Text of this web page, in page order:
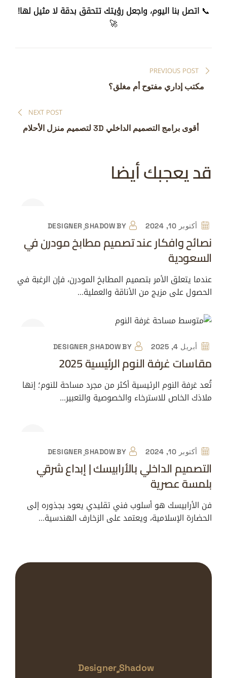
📞اتصل بنا اليوم، واجعل رؤيتك تتحقق بدقة لا مثيل لها!
🚀
المقالات
PREVIOUS POST
مكتب إداري مفتوح أم مغلق؟
NEXT POST
أقوى برامج التصميم الداخلي 3D لتصميم منزل الأحلام
قد يعجبك أيضا
أكتوبر 10, 2024 BYDESIGNER ٍSHADOW
نصائح وافكار عند تصميم مطابخ مودرن في
السعودية
عندما يتعلق الأمر بتصميم المطابخ المودرن، فإن الرغبة في
الحصول على مزيج من الأناقة والعملية…
أبريل 4, 2025 BYDESIGNER ٍSHADOW
مقاسات غرفة النوم الرئيسية 2025
تُعد غرفة النوم الرئيسية أكثر من مجرد مساحة للنوم؛ إنها
ملاذك الخاص للاسترخاء والخصوصية والتعبير…
أكتوبر 10, 2024 BYDESIGNER ٍSHADOW
التصميم الداخلي بالأرابيسك | إبداع شرقي
بلمسة عصرية
فن الأرابيسك هو أسلوب فني تقليدي يعود بجذوره إلى
الحضارة الإسلامية، ويعتمد على الزخارف الهندسية…
Designer ٍshadow